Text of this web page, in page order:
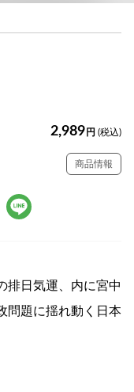
2,989 円 (税込)
商品情報
排日気運、内に宮中
問題に揺れ動く日本